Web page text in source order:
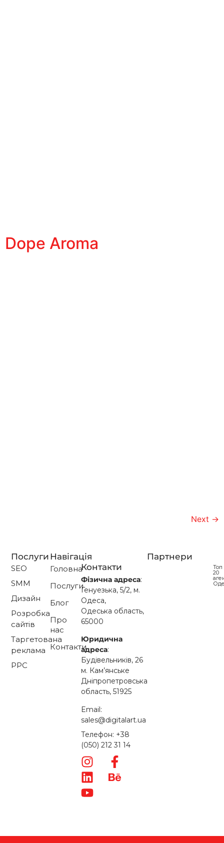
Dope Aroma
Next →
Партнери
Топ
20
Навігація
Головна
Послуги
Блог
Про
нас
Контакти
Послуги
SEO
SMM
Дизайн
Розробка
сайтів
Таргетована
реклама
PPC
Контакти
Фізична адреса:
Генуезька, 5/2, м.
Одеса,
Одеська область,
65000
Юридична
адреса:
Будівельників, 26
м. Кам’янське
Дніпропетровська
область, 51925
Email:
sales@digitalart.ua
Телефон: +38
(050) 212 31 14